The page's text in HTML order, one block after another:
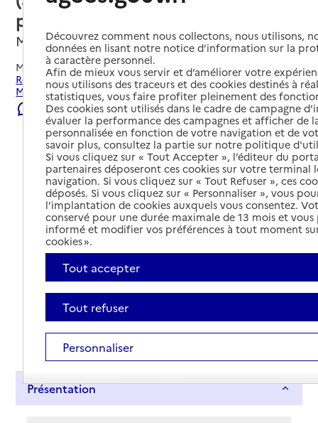
personne
Montceau-les-Mines, SAONE-ET-LOIRE
Mis à jour le03/08/2026
Rechercher les établissements et services autour de
Montceau-les-Mines.
Signaler une erreur
Tout déplier
Présentation
Découvrez comment nous collectons, nous utilisons,
données en lisant notre notice d’information sur la
à caractère personnel.
Afin de mieux vous servir et d’améliorer votre
nous utilisons des traceurs et des cookies destinés à
statistiques, vous faire profiter pleinement des
Des cookies sont utilisés dans le cadre de campagne
évaluer la performance des campagnes et afficher de
personnalisée en fonction de votre navigation et de
savoir plus, consultez la partie sur notre politique
Si vous cliquez sur « Tout Accepter », l’éditeur du
partenaires déposeront ces cookies sur votre terminal
navigation. Si vous cliquez sur « Tout Refuser », ces
déposés. Si vous cliquez sur « Personnaliser », vous
l’implantation de cookies auxquels vous consentez.
conservé pour une durée maximale de 13 mois et
informé et modifier vos préférences à tout moment
cookies ».
Tout accepter
Tout refuser
Personnaliser